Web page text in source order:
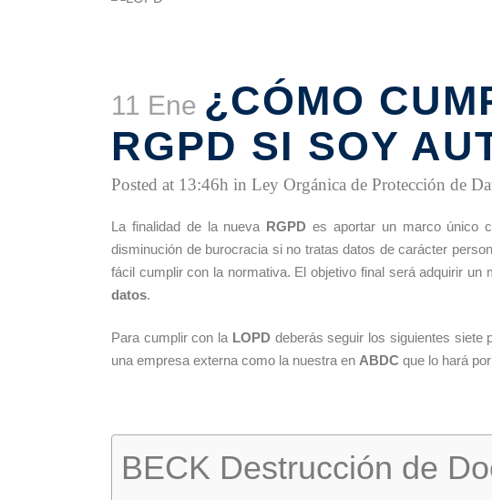
11 Ene ¿CÓMO
RGPD SI SOY
Posted at 13:46h in Ley Orgánica de Protección de
La finalidad de la nueva RGPDes aportar un marco único
disminución de burocracia si no tratas datos de carácter
fácil cumplir con la normativa. El objetivo final será adquirir un
datos.
Para cumplir con la LOPD deberás seguir los siguientes siete
una empresa externa como la nuestra en ABDC que lo hará
BECK Destrucción de